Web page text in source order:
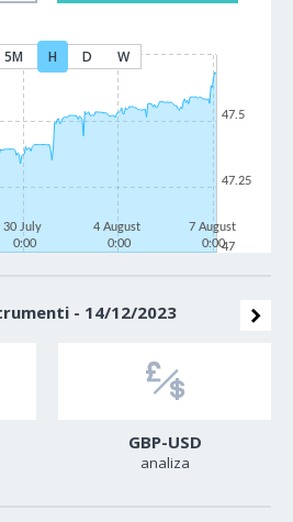
5M H D W
30 July
0:00
4 August
0:00
7 August
0:0047
47.25
47.5
- 14/12/2023
GBP-USD
analiza